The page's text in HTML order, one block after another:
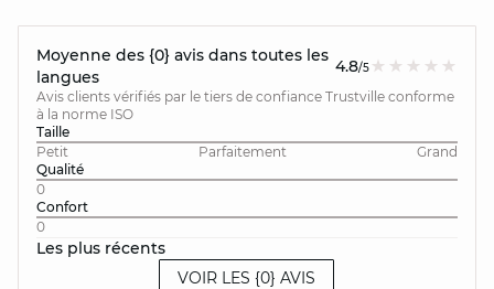
Moyenne des {0} avis dans toutes les
langues
4.8/5
Avis clients vérifiés par le tiers de confiance Trustville conforme
à la norme ISO
Taille
Petit
Parfaitement
Grand
Qualité
0
Confort
0
Les plus récents
VOIR LES {0} AVIS